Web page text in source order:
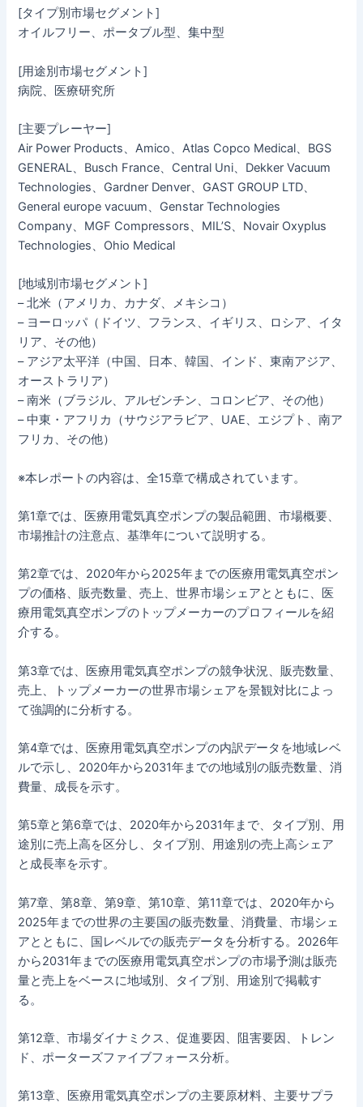
[タイプ別市場セグメント]
オイルフリー、ポータブル型、集中型
[用途別市場セグメント]
病院、医療研究所
[主要プレーヤー]
Air Power Products、Amico、Atlas Copco Medical、BGS
GENERAL、Busch France、Central Uni、Dekker Vacuum
Technologies、Gardner Denver、GAST GROUP LTD、
General europe vacuum、Genstar Technologies
Company、MGF Compressors、MIL’S、Novair Oxyplus
Technologies、Ohio Medical
[地域別市場セグメント]
– 北米（アメリカ、カナダ、メキシコ）
– ヨーロッパ（ドイツ、フランス、イギリス、ロシア、イタ
リア、その他）
– アジア太平洋（中国、日本、韓国、インド、東南アジア、
オーストラリア）
– 南米（ブラジル、アルゼンチン、コロンビア、その他）
– 中東・アフリカ（サウジアラビア、UAE、エジプト、南ア
フリカ、その他）
※本レポートの内容は、全15章で構成されています。
第1章では、医療用電気真空ポンプの製品範囲、市場概要、
市場推計の注意点、基準年について説明する。
第2章では、2020年から2025年までの医療用電気真空ポン
プの価格、販売数量、売上、世界市場シェアとともに、医
療用電気真空ポンプのトップメーカーのプロフィールを紹
介する。
第3章では、医療用電気真空ポンプの競争状況、販売数量、
売上、トップメーカーの世界市場シェアを景観対比によっ
て強調的に分析する。
第4章では、医療用電気真空ポンプの内訳データを地域レベ
ルで示し、2020年から2031年までの地域別の販売数量、消
費量、成長を示す。
第5章と第6章では、2020年から2031年まで、タイプ別、用
途別に売上高を区分し、タイプ別、用途別の売上高シェア
と成長率を示す。
第7章、第8章、第9章、第10章、第11章では、2020年から
2025年までの世界の主要国の販売数量、消費量、市場シェ
アとともに、国レベルでの販売データを分析する。2026年
から2031年までの医療用電気真空ポンプの市場予測は販売
量と売上をベースに地域別、タイプ別、用途別で掲載す
る。
第12章、市場ダイナミクス、促進要因、阻害要因、トレン
ド、ポーターズファイブフォース分析。
第13章、医療用電気真空ポンプの主要原材料、主要サプラ